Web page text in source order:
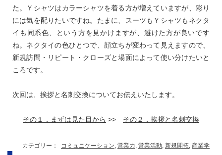
た。Ｙシャツはカラーシャツを着る方が増えていますが、彩り
には気を配りたいですね。たまに、スーツもＹシャツもネクタ
イも同系色、という方を見かけますが、避けた方が良いです
ね。ネクタイの色ひとつで、顔立ちが変わって見えますので、
新規訪問・リピート・クローズと場面によって使い分けたいと
ころです。
次回は、挨拶と名刺交換についてお伝えいたします。
その１．まずは見た目から >> その２．挨拶と名刺交換
カテゴリー： コミュニケーション, 営業力, 営業活動, 新規開拓, 産業学